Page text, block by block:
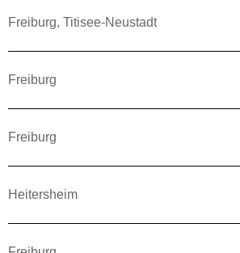
Freiburg, Titisee-Neustadt
Freiburg
Freiburg
Heitersheim